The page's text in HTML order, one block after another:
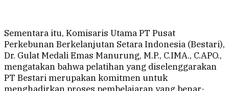
Sementara itu, Komisaris Utama PT Pusat
Perkebunan Berkelanjutan Setara Indonesia (Bestari),
Dr. Gulat Medali Emas Manurung, M.P., C.IMA., C.APO.,
mengatakan bahwa pelatihan yang diselenggarakan
PT Bestari merupakan komitmen untuk